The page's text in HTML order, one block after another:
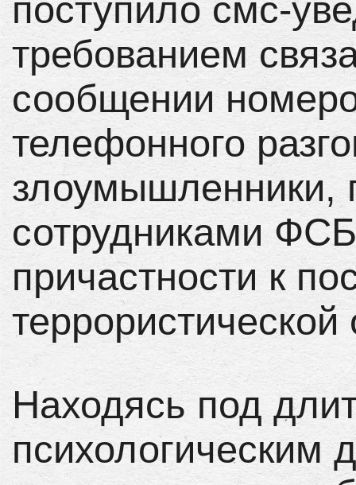
поступило смс-
требованием
сообщении
телефонного
злоумышленники,
сотрудниками
причастности к
террористической
Находясь под
психологическим